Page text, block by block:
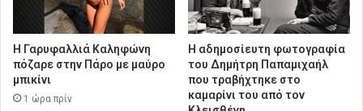
Η Γαρυφαλλιά Καληφώνη
πόζαρε στην Πάρο με μαύρο
μπικίνι
1 ώρα πρίν
Η αδημοσίευτη φωτογραφία
του Δημήτρη Παπαμιχαήλ
που τραβήχτηκε στο
καμαρίνι του από τον